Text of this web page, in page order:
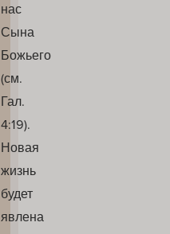
нас
Сына
Божьего
(см.
Гал.
4:19).
Новая
жизнь
будет
явлена